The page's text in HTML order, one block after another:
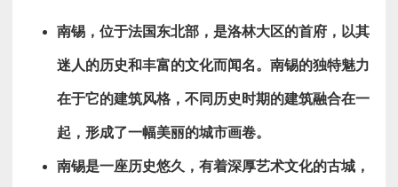
南锡，位于法国东北部，是洛林大区的首府，以其
迷人的历史和丰富的文化而闻名。南锡的独特魅力
在于它的建筑风格，不同历史时期的建筑融合在一
起，形成了一幅美丽的城市画卷。
南锡是一座历史悠久，有着深厚艺术文化的古城，